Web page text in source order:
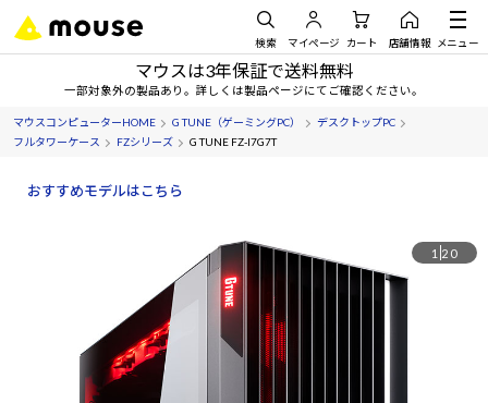
検索 マイページ カート 店舗情報 メニュー
マウスは3年保証で送料無料
一部対象外の製品あり。詳しくは製品ページにてご確認ください。
マウスコンピューターHOME G TUNE（ゲーミングPC）
デスクトップPC
フルタワーケース
FZシリーズ G TUNE FZ-I7G7T
おすすめモデルはこちら
1 20